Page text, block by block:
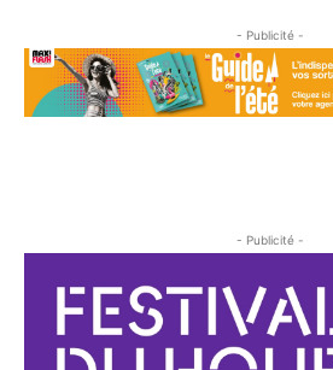
- Publicité -
- Publicité -